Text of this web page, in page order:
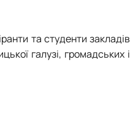
та студенти закладів
галузі, громадських і